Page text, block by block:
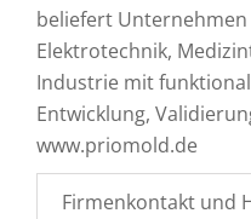
beliefert
Elektrotechnik,
Industrie mit
Entwicklung,
www.priomold.de
Firmenkontakt und